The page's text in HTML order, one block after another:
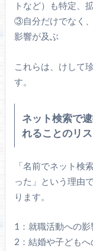
トなど）も特定、
③自分だけでなく
影響が及ぶ
これらは、けして
す。
ネット検索で
れることのリ
「名前でネット検
った」という理由
ります。
1：就職活動への影
2：結婚や子どもへ